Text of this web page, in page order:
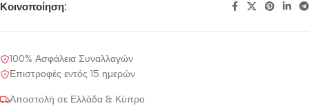
Κοινοποίηση:
100% Ασφάλεια Συναλλαγών
Επιστροφές εντός 15 ημερών
Αποστολή σε Ελλάδα & Κύπρο